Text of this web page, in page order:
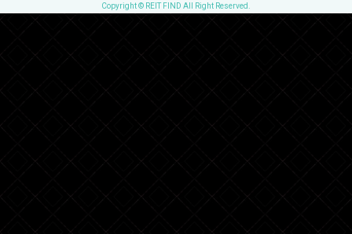
Copyright © REIT FIND All Right Reserved.